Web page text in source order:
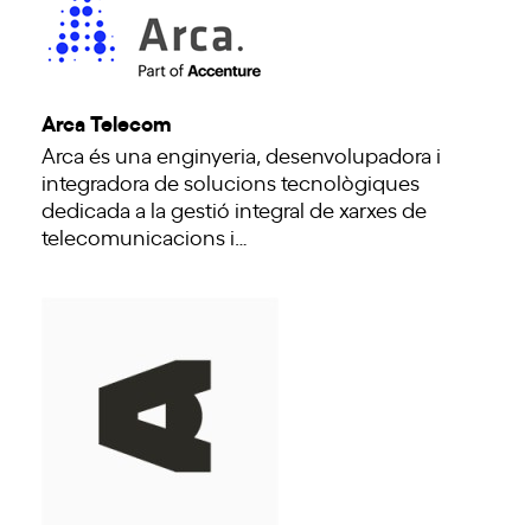
Arca Telecom
Arca és una enginyeria, desenvolupadora i
integradora de solucions tecnològiques
dedicada a la gestió integral de xarxes de
telecomunicacions i…